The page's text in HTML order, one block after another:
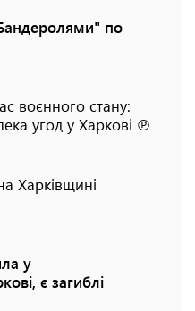
по
воєнного стану:
угод у Харкові ℗
Харківщині
у
є загиблі